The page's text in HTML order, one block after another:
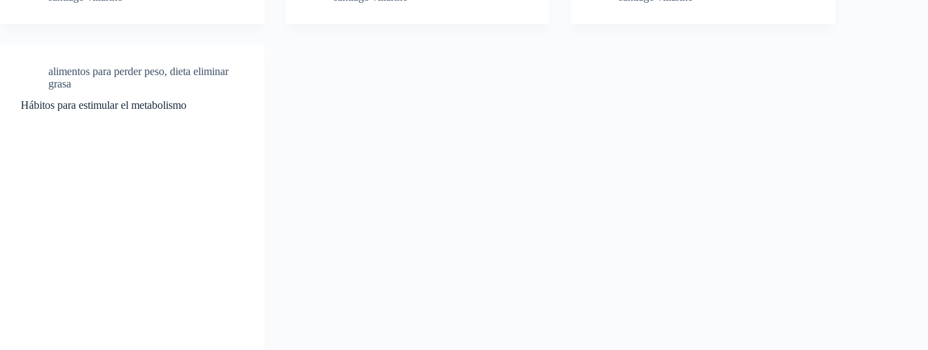
alimentos para perder peso, dieta eliminar
grasa
Hábitos para estimular el metabolismo